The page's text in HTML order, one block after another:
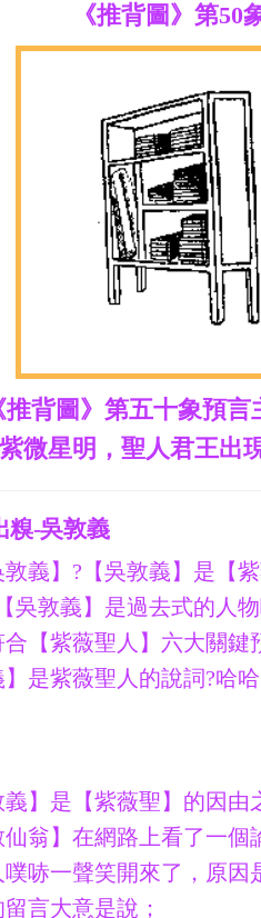
《推背圖》第50
背圖》第五十象預
微星明，聖人君王出
糗-吳敦義
敦義】?【吳敦義】是【
吳敦義】是過去式的人
【紫薇聖人】六大關鍵
是紫薇聖人的說詞?哈
】是【紫薇聖】的因由
翁】在網路上看了一個
哧一聲笑開來了，原因
言大意是說；